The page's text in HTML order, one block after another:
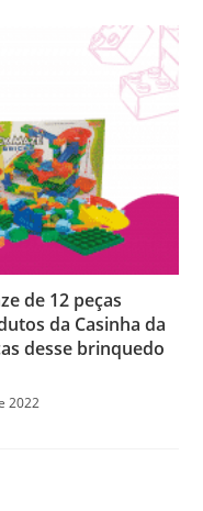
de 12 peças
da Casinha da
desse brinquedo
2022